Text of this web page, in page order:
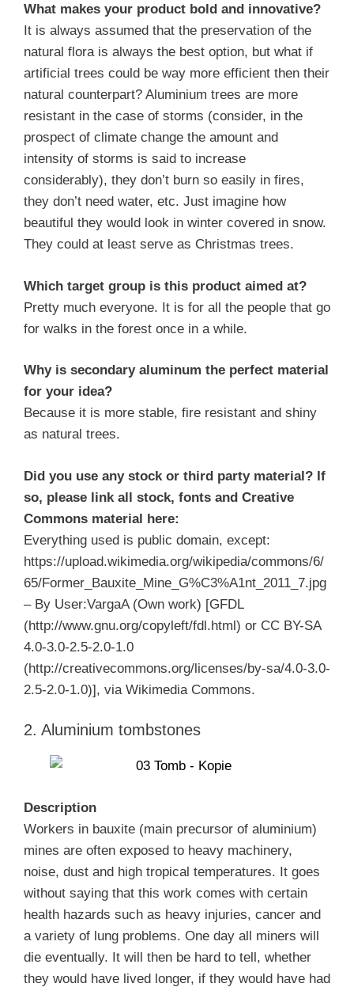
What makes your product bold and innovative?
It is always assumed that the preservation of the
natural flora is always the best option, but what if
artificial trees could be way more efficient then their
natural counterpart? Aluminium trees are more
resistant in the case of storms (consider, in the
prospect of climate change the amount and
intensity of storms is said to increase
considerably), they don’t burn so easily in fires,
they don’t need water, etc. Just imagine how
beautiful they would look in winter covered in snow.
They could at least serve as Christmas trees.
Which target group is this product aimed at?
Pretty much everyone. It is for all the people that go
for walks in the forest once in a while.
Why is secondary aluminum the perfect material
for your idea?
Because it is more stable, fire resistant and shiny
as natural trees.
Did you use any stock or third party material? If
so, please link all stock, fonts and Creative
Commons material here:
Everything used is public domain, except:
https://upload.wikimedia.org/wikipedia/commons/6/
65/Former_Bauxite_Mine_G%C3%A1nt_2011_7.jpg
– By User:VargaA (Own work) [GFDL
(http://www.gnu.org/copyleft/fdl.html) or CC BY-SA
4.0-3.0-2.5-2.0-1.0
(http://creativecommons.org/licenses/by-sa/4.0-3.0-
2.5-2.0-1.0)], via Wikimedia Commons.
2. Aluminium tombstones
Description
Workers in bauxite (main precursor of aluminium)
mines are often exposed to heavy machinery,
noise, dust and high tropical temperatures. It goes
without saying that this work comes with certain
health hazards such as heavy injuries, cancer and
a variety of lung problems. One day all miners will
die eventually. It will then be hard to tell, whether
they would have lived longer, if they would have had